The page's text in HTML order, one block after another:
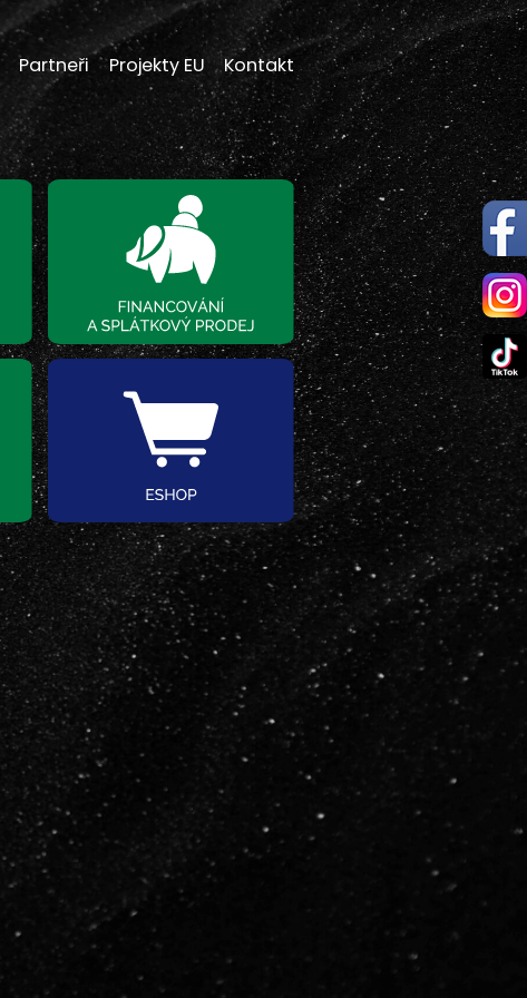
Partneři Projekty EU Kontakt